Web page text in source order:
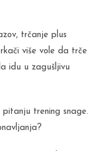
trčanje plus
više vole da trče
idu u zagušljivu
trening snage.